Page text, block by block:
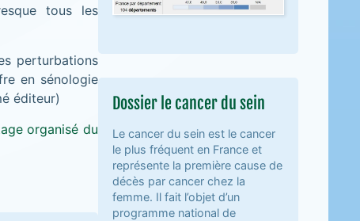
tous les
perturbations
en sénologie
éditeur)
organisé du
Dossier le cancer du sein
Le cancer du sein est le cancer
le plus fréquent en France et
représente la première cause de
décès par cancer chez la
femme. Il fait l’objet d’un
programme national de